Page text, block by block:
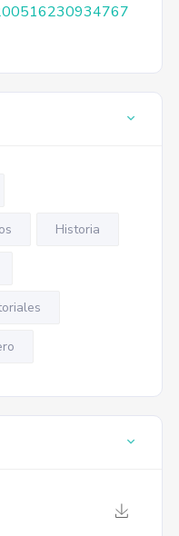
Historia